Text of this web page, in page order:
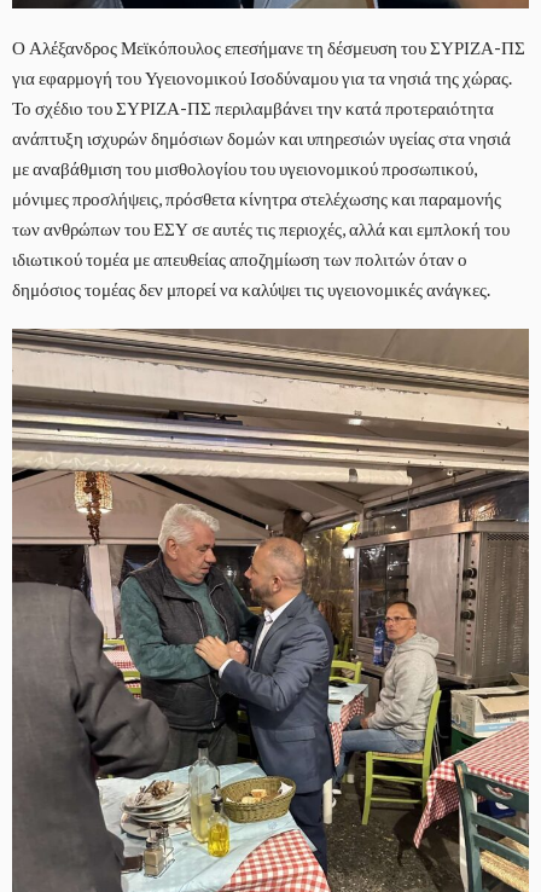
Ο Αλέξανδρος Μεϊκόπουλος επεσήμανε τη δέσμευση του ΣΥΡΙΖΑ-ΠΣ
για εφαρμογή του Υγειονομικού Ισοδύναμου για τα νησιά της χώρας.
Το σχέδιο του ΣΥΡΙΖΑ-ΠΣ περιλαμβάνει την κατά προτεραιότητα
ανάπτυξη ισχυρών δημόσιων δομών και υπηρεσιών υγείας στα νησιά
με αναβάθμιση του μισθολογίου του υγειονομικού προσωπικού,
μόνιμες προσλήψεις, πρόσθετα κίνητρα στελέχωσης και παραμονής
των ανθρώπων του ΕΣΥ σε αυτές τις περιοχές, αλλά και εμπλοκή του
ιδιωτικού τομέα με απευθείας αποζημίωση των πολιτών όταν ο
δημόσιος τομέας δεν μπορεί να καλύψει τις υγειονομικές ανάγκες.